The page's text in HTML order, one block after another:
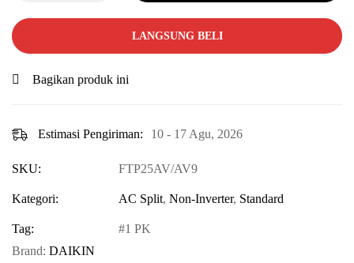
LANGSUNG BELI
Bagikan produk ini
Estimasi Pengiriman: 10 - 17 Agu, 2026
SKU: FTP25AV/AV9
Kategori: AC Split, Non-Inverter, Standard
Tag:
1 PK
Brand: DAIKIN